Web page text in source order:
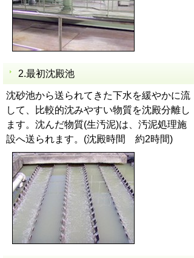
2.最初沈殿池
沈砂池から送られてきた下水を緩やかに流
して、比較的沈みやすい物質を沈殿分離し
ます。沈んだ物質(生汚泥)は、汚泥処理施
設へ送られます。(沈殿時間 約2時間)